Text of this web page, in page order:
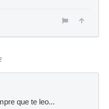
que te leo...